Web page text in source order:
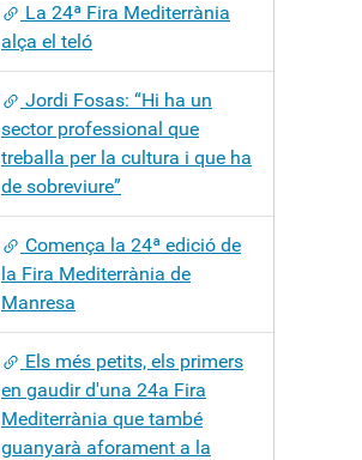
La 24ª Fira Mediterrània
alça el teló
Jordi Fosas: “Hi ha un
sector professional que
treballa per la cultura i que ha
de sobreviure”
Comença la 24ª edició de
la Fira Mediterrània de
Manresa
Els més petits, els primers
en gaudir d'una 24a Fira
Mediterrània que també
guanyarà aforament a la